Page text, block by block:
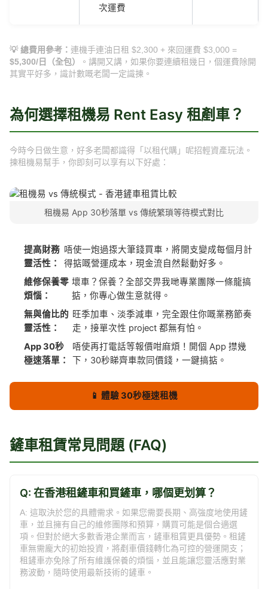
次運費
💡 總費用參考： 連機手連油日租 $2,300 + 來回運費 $3,000 =
$5,300/日（全包）
。講開又講，如果你要連續租幾日，個運費除開
其實平好多，識計數嘅老闆一定識揀。
為何選擇租機易 Rent Easy 租剷車？
今時今日做生意，好多老闆都識得「以租代購」呢招輕資產玩法。
揀租機易幫手，你即刻可以享有以下好處：
租機易 App 30秒落單 vs 傳統繁瑣等待模式對比
提高財務
靈活性：
唔使一炮過揼大筆錢買車，將開支變成每個月計
得掂嘅營運成本，現金流自然鬆動好多。
維修保養零
煩惱：
壞車？保養？全部交畀我哋專業團隊一條龍搞
掂，你專心做生意就得。
無與倫比的
靈活性：
旺季加車、淡季減車，完全跟住你嘅業務節奏
走，接單次性 project 都無有怕。
App 30秒
極速落單：
唔使再打電話等報價咁麻煩！開個 App 㩒幾
下，30秒睇齊車款同價錢，一鍵搞掂。
📱 體驗 30秒極速租機
鏟車租賃常見問題 (FAQ)
Q: 在香港租鏟車和買鏟車，哪個更划算？
A: 這取決於您的具體需求。如果您需要長期、高強度地使用鏟
車，並且擁有自己的維修團隊和預算，購買可能是個合適選
項。但對於絕大多數香港企業而言，鏟車租賃更具優勢。租鏟
車無需龐大的初始投資，將剷車價錢轉化為可控的營運開支；
租鏟車亦免除了所有維護保養的煩惱，並且能讓您靈活應對業
務波動，隨時使用最新技術的鏟車。